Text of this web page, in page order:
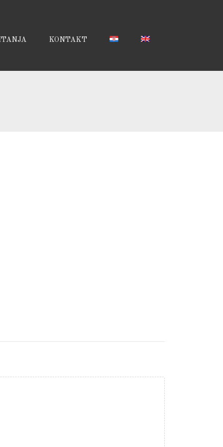
KONTAKT